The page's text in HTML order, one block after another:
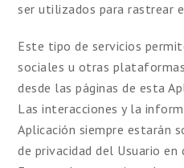
ser utilizados para rastrear
Este tipo de servicios
sociales u otras
desde las páginas de esta
Las interacciones y la
Aplicación siempre estarán
de privacidad del Usuario en